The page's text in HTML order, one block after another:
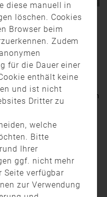
IM
D
Günzburg zu einem
Eine Person
schwer verletzt. Im
des Legolands
Augsburg
Augsburg
diese manuell in
löschen. Cookies
Browser beim
Zudem
für die Dauer einer
enthält keine
und ist nicht
Dritter zu
welche
Bitte
Ihrer
ggf. nicht mehr
Seite verfügbar
zur Verwendung